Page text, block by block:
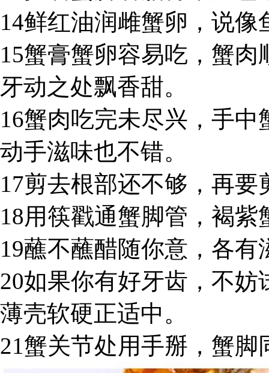
14鲜红油润雌蟹卵，说
15蟹膏蟹卵容易吃，蟹
牙动之处飘香甜。
16蟹肉吃完未尽兴，手
动手滋味也不错。
17剪去根部还不够，再要
18用筷戳通蟹脚管，褐紫
19蘸不蘸醋随你意，各有
20如果你有好牙齿，不
薄壳软硬正适中。
21蟹关节处用手掰，蟹脚